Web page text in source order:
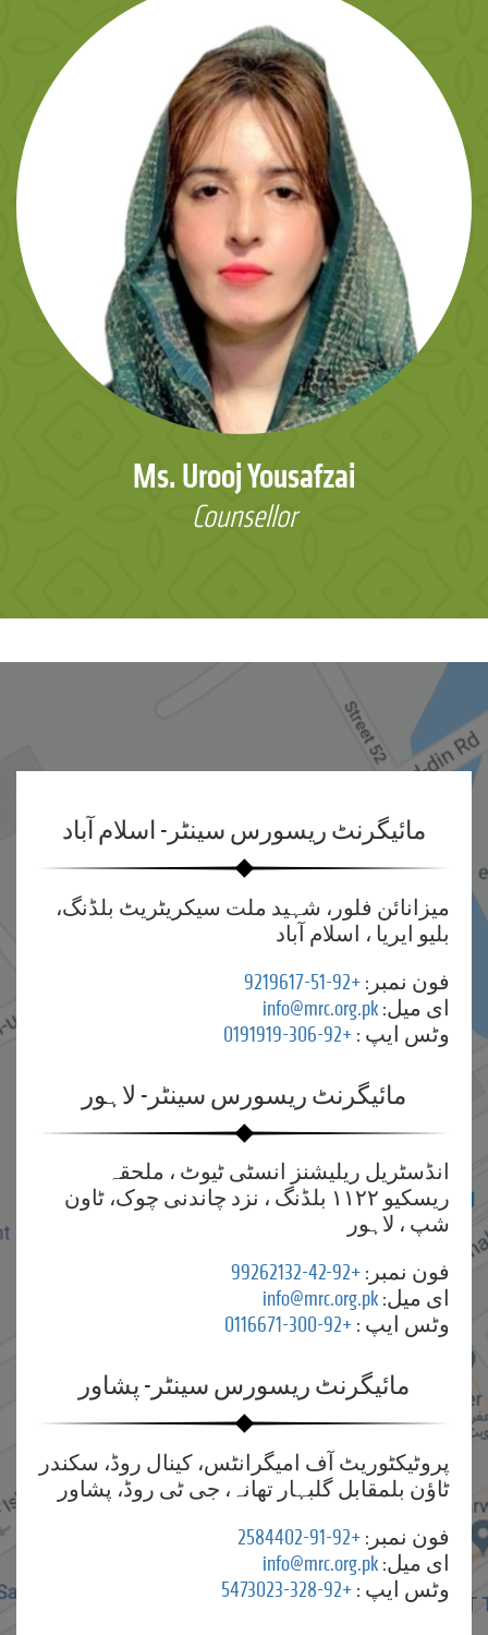
Ms. Urooj Yousafzai
Counsellor
مائیگرنٹ ریسورس سینٹر- اسلام آباد
میزانائن فلور، شہید ملت سیکریٹریٹ بلڈنگ،
بلیو ایریا ، اسلام آباد
فون نمبر: +92-51-9219617
ای میل: info@mrc.org.pk
وٹس ایپ : +92-306-0191919
مائیگرنٹ ریسورس سینٹر- لاہور
انڈسٹریل ریلیشنز انسٹی ٹیوٹ ، ملحقہ
ریسکیو ۱۱۲۲ بلڈنگ ، نزد چاندنی چوک، ٹاون
شپ ، لاہور
فون نمبر: +92-42-99262132
ای میل: info@mrc.org.pk
وٹس ایپ : +92-300-0116671
مائیگرنٹ ریسورس سینٹر- پشاور
پروٹیکٹوریٹ آف امیگرانٹس، کینال روڈ، سکندر
ٹاؤن بلمقابل گلبہار تھانہ، جی ٹی روڈ، پشاور
فون نمبر: +92-91-2584402
ای میل: info@mrc.org.pk
وٹس ایپ : +92-328-5473023